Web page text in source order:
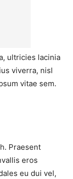
ultricies lacinia
viverra, nisl
vitae sem.
Praesent
eros
eu dui vel,